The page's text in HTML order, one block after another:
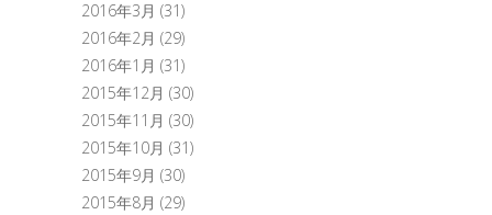
2016年3月 (31)
2016年2月 (29)
2016年1月 (31)
2015年12月 (30)
2015年11月 (30)
2015年10月 (31)
2015年9月 (30)
2015年8月 (29)